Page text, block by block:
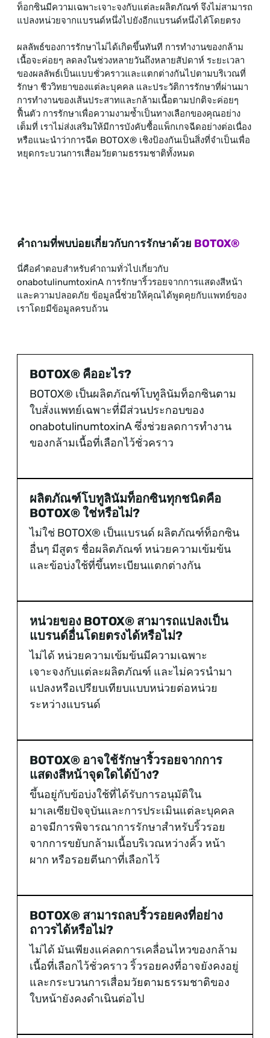
ท็อกซินมีความเฉพาะเจาะจงกับแต่ละผลิตภัณฑ์ จึงไม่สามารถ
แปลงหน่วยจากแบรนด์หนึ่งไปยังอีกแบรนด์หนึ่งได้โดยตรง
ผลลัพธ์ของการรักษาไม่ได้เกิดขึ้นทันที การทำงานของกล้าม
เนื้อจะค่อยๆ ลดลงในช่วงหลายวันถึงหลายสัปดาห์ ระยะเวลา
ของผลลัพธ์เป็นแบบชั่วคราวและแตกต่างกันไปตามบริเวณที่
รักษา ชีววิทยาของแต่ละบุคคล และประวัติการรักษาที่ผ่านมา
การทำงานของเส้นประสาทและกล้ามเนื้อตามปกติจะค่อยๆ
ฟื้นตัว การรักษาเพื่อความงามซ้ำเป็นทางเลือกของคุณอย่าง
เต็มที่ เราไม่ส่งเสริมให้มีการบังคับซื้อแพ็กเกจฉีดอย่างต่อเนื่อง
หรือแนะนำว่าการฉีด BOTOX® เชิงป้องกันเป็นสิ่งที่จำเป็นเพื่อ
หยุดกระบวนการเสื่อมวัยตามธรรมชาติทั้งหมด
คำถามที่พบบ่อยเกี่ยวกับการรักษาด้วย BOTOX®
นี่คือคำตอบสำหรับคำถามทั่วไปเกี่ยวกับ
onabotulinumtoxinA การรักษาริ้วรอยจากการแสดงสีหน้า
และความปลอดภัย ข้อมูลนี้ช่วยให้คุณได้พูดคุยกับแพทย์ของ
เราโดยมีข้อมูลครบถ้วน
BOTOX® คืออะไร?
BOTOX® เป็นผลิตภัณฑ์โบทูลินัมท็อกซินตาม
ใบสั่งแพทย์เฉพาะที่มีส่วนประกอบของ
onabotulinumtoxinA ซึ่งช่วยลดการทำงาน
ของกล้ามเนื้อที่เลือกไว้ชั่วคราว
ผลิตภัณฑ์โบทูลินัมท็อกซินทุกชนิดคือ
BOTOX® ใช่หรือไม่?
ไม่ใช่ BOTOX® เป็นแบรนด์ ผลิตภัณฑ์ท็อกซิน
อื่นๆ มีสูตร ชื่อผลิตภัณฑ์ หน่วยความเข้มข้น
และข้อบ่งใช้ที่ขึ้นทะเบียนแตกต่างกัน
หน่วยของ BOTOX® สามารถแปลงเป็น
แบรนด์อื่นโดยตรงได้หรือไม่?
ไม่ได้ หน่วยความเข้มข้นมีความเฉพาะ
เจาะจงกับแต่ละผลิตภัณฑ์ และไม่ควรนำมา
แปลงหรือเปรียบเทียบแบบหน่วยต่อหน่วย
ระหว่างแบรนด์
BOTOX® อาจใช้รักษาริ้วรอยจากการ
แสดงสีหน้าจุดใดได้บ้าง?
ขึ้นอยู่กับข้อบ่งใช้ที่ได้รับการอนุมัติใน
มาเลเซียปัจจุบันและการประเมินแต่ละบุคคล
อาจมีการพิจารณาการรักษาสำหรับริ้วรอย
จากการขยับกล้ามเนื้อบริเวณหว่างคิ้ว หน้า
ผาก หรือรอยตีนกาที่เลือกไว้
BOTOX® สามารถลบริ้วรอยคงที่อย่าง
ถาวรได้หรือไม่?
ไม่ได้ มันเพียงแค่ลดการเคลื่อนไหวของกล้าม
เนื้อที่เลือกไว้ชั่วคราว ริ้วรอยคงที่อาจยังคงอยู่
และกระบวนการเสื่อมวัยตามธรรมชาติของ
ใบหน้ายังคงดำเนินต่อไป